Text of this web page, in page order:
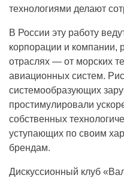
технологиями делают
В России эту работу
корпорации и компании,
отраслях — от морских
авиационных систем.
системообразующих
простимулировали
собственных
уступающих по своим
брендам.
Дискуссионный клуб